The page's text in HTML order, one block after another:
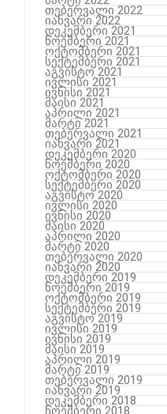
თებერვალი 2022
იანვარი 2022
დეკემბერი 2021
ნოემბერი 2021
ოქტომბერი 2021
სექტემბერი 2021
აგვისტო 2021
ივლისი 2021
ივნისი 2021
მაისი 2021
აპრილი 2021
მარტი 2021
თებერვალი 2021
იანვარი 2021
დეკემბერი 2020
ნოემბერი 2020
ოქტომბერი 2020
სექტემბერი 2020
აგვისტო 2020
ივლისი 2020
ივნისი 2020
მაისი 2020
აპრილი 2020
მარტი 2020
თებერვალი 2020
იანვარი 2020
დეკემბერი 2019
ნოემბერი 2019
ოქტომბერი 2019
სექტემბერი 2019
აგვისტო 2019
ივლისი 2019
ივნისი 2019
მაისი 2019
აპრილი 2019
მარტი 2019
თებერვალი 2019
იანვარი 2019
დეკემბერი 2018
ნოემბერი 2018